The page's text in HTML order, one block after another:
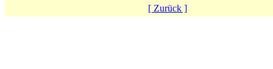
[ Zurück ]